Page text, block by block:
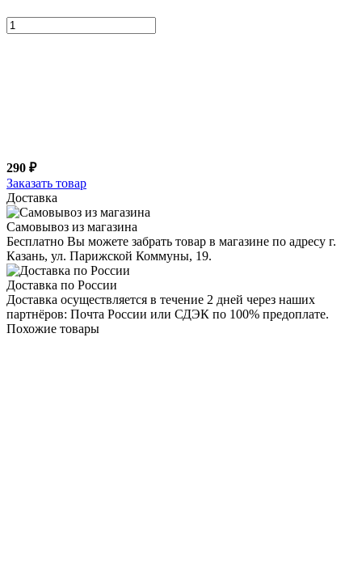
290 ₽
Заказать товар
Доставка
Самовывоз из магазина
Бесплатно Вы можете забрать товар в магазине по адресу г.
Казань, ул. Парижской Коммуны, 19.
Доставка по России
Доставка осуществляется в течение 2 дней через наших
партнёров: Почта России или СДЭК по 100% предоплате.
Похожие товары